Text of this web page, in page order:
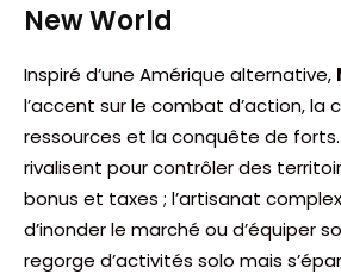
New World
Inspiré d’une Amérique alternative,
l’accent sur le combat d’action, la
ressources et la conquête de
rivalisent pour contrôler des
bonus et taxes ; l’artisanat
d’inonder le marché ou d’équiper
regorge d’activités solo mais